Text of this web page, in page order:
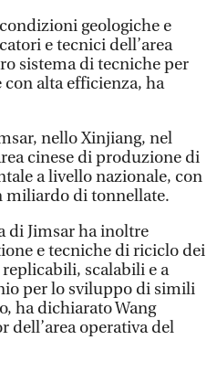
geologiche e
e tecnici dell’area
sistema di tecniche per
alta efficienza, ha
nello Xinjiang, nel
cinese di produzione di
a livello nazionale, con
miliardo di tonnellate.
di Jimsar ha inoltre
e tecniche di riciclo dei
scalabili e a
per lo sviluppo di simili
ha dichiarato Wang
dell’area operativa del